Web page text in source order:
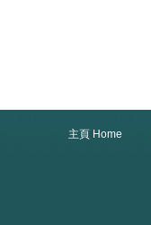
主頁 Home